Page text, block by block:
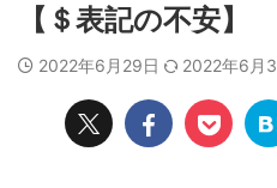
【＄表記の不安】
2022年6月29日 2022年6月